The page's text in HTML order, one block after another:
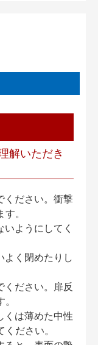
解いただき
ください。衝撃
。
ようにしてく
く閉めたりし
ださい。扉反
は薄めた中性
ださい。